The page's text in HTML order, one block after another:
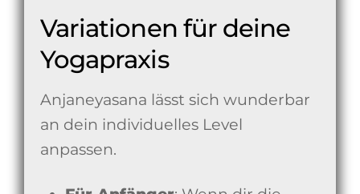
Variationen für deine
Yogapraxis
Anjaneyasana lässt sich wunderbar
an dein individuelles Level
anpassen.